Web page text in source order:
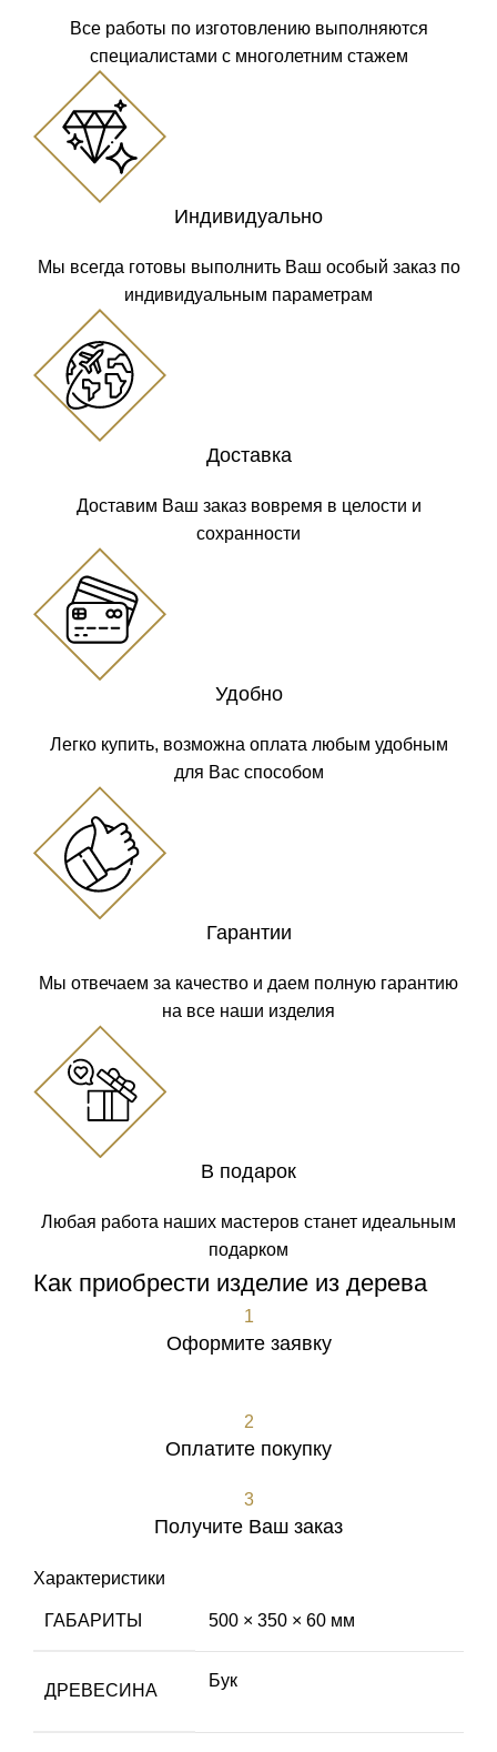
Все работы по изготовлению выполняются
специалистами с многолетним стажем
Индивидуально
Мы всегда готовы выполнить Ваш особый заказ по
индивидуальным параметрам
Доставка
Доставим Ваш заказ вовремя в целости и
сохранности
Удобно
Легко купить, возможна оплата любым удобным
для Вас способом
Гарантии
Мы отвечаем за качество и даем полную гарантию
на все наши изделия
В подарок
Любая работа наших мастеров станет идеальным
подарком
Как приобрести изделие из дерева
1
Оформите заявку
2
Оплатите покупку
3
Получите Ваш заказ
Характеристики
ГАБАРИТЫ 500 × 350 × 60 мм
ДРЕВЕСИНА
Бук